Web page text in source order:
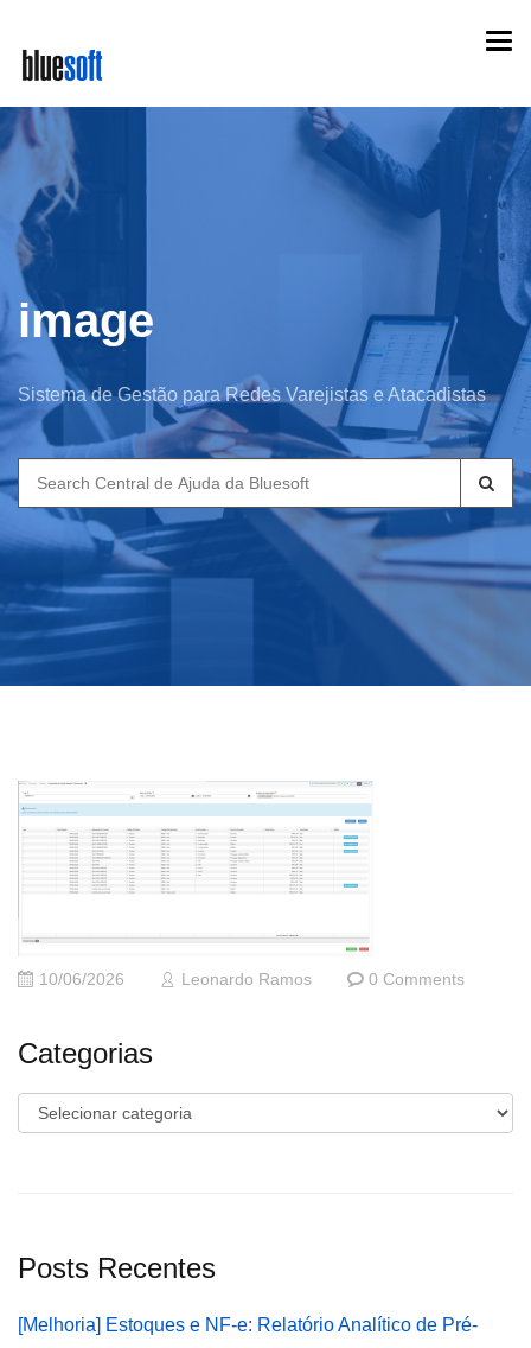
main
content
image
Sistema de Gestão para Redes Varejistas e Atacadistas
Search
for:
10/06/2026 Leonardo Ramos 0 Comments
Categorias
Categorias
Posts Recentes
[Melhoria] Estoques e NF-e: Relatório Analítico de Pré-